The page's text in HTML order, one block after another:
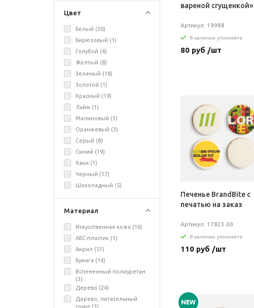
Цвет
Белый (30)
Бирюзовый (1)
Голубой (4)
Желтый (8)
Зеленый (18)
Золотой (1)
Красный (19)
Лайм (1)
Малиновый (1)
Оранжевый (3)
Серый (8)
Синий (19)
Хаки (1)
Черный (17)
Шоколадный (5)
Материал
Искусственная кожа (16)
АБС-пластик (1)
Акрил (51)
Бумага (14)
Вспененный полиуретан
(3)
Дерево (24)
Дерево, питательный
грунт (3)
вареной сгущенкой»
Артикул: 19988
В наличии: уточняйте
80 руб /шт
Печенье BrandBite с
печатью на заказ
Артикул: 17823.00
В наличии: уточняйте
110 руб /шт